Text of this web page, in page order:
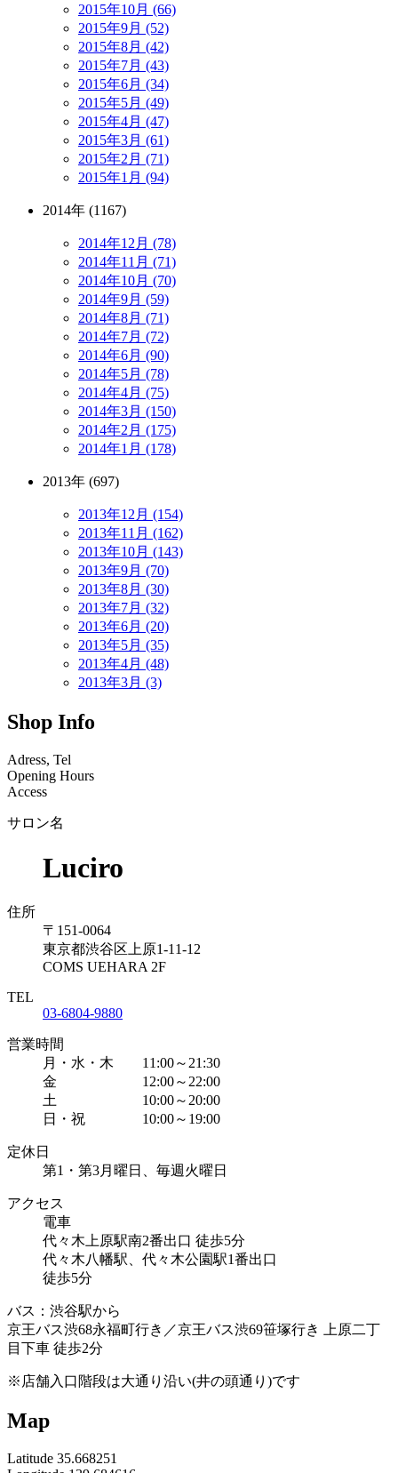
2015年10月 (66)
2015年9月 (52)
2015年8月 (42)
2015年7月 (43)
2015年6月 (34)
2015年5月 (49)
2015年4月 (47)
2015年3月 (61)
2015年2月 (71)
2015年1月 (94)
2014年 (1167)
2014年12月 (78)
2014年11月 (71)
2014年10月 (70)
2014年9月 (59)
2014年8月 (71)
2014年7月 (72)
2014年6月 (90)
2014年5月 (78)
2014年4月 (75)
2014年3月 (150)
2014年2月 (175)
2014年1月 (178)
2013年 (697)
2013年12月 (154)
2013年11月 (162)
2013年10月 (143)
2013年9月 (70)
2013年8月 (30)
2013年7月 (32)
2013年6月 (20)
2013年5月 (35)
2013年4月 (48)
2013年3月 (3)
Shop Info
Adress, Tel
Opening Hours
Access
サロン名
Luciro
住所
〒151-0064
東京都渋谷区上原1-11-12
COMS UEHARA 2F
TEL
03-6804-9880
営業時間
月・水・木 11:00～21:30
金 12:00～22:00
土 10:00～20:00
日・祝 10:00～19:00
定休日
第1・第3月曜日、毎週火曜日
アクセス
電車
代々木上原駅南2番出口 徒歩5分
代々木八幡駅、代々木公園駅1番出口
徒歩5分
バス：渋谷駅から
京王バス渋68永福町行き／京王バス渋69笹塚行き 上原二丁
目下車 徒歩2分
※店舗入口階段は大通り沿い(井の頭通り)です
Map
Latitude 35.668251